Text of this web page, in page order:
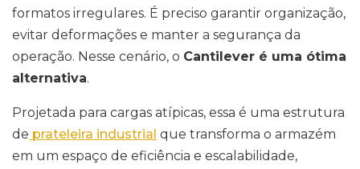
formatos irregulares. É preciso garantir organização,
evitar deformações e manter a segurança da
operação. Nesse cenário, o Cantilever é uma ótima
alternativa.
Projetada para cargas atípicas, essa é uma estrutura
de prateleira industrial que transforma o armazém
em um espaço de eficiência e escalabilidade,